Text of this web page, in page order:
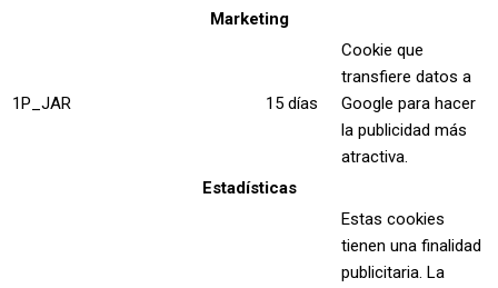
Marketing
1P_JAR 15 días
Cookie que
transfiere datos a
Google para hacer
la publicidad más
atractiva.
Estadísticas
Estas cookies
tienen una finalidad
publicitaria. La